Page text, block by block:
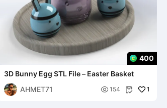
400
3D Bunny Egg STL File – Easter Basket
AHMET71
 154  1